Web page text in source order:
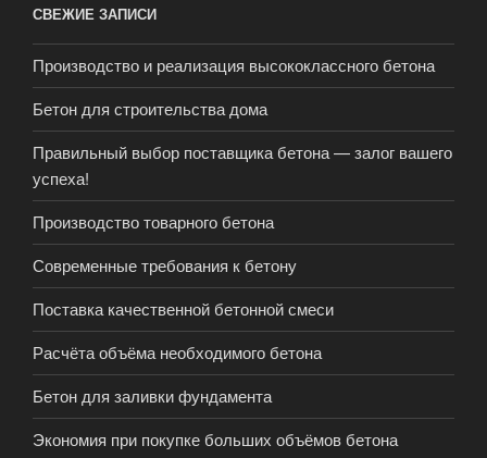
СВЕЖИЕ ЗАПИСИ
Производство и реализация высококлассного бетона
Бетон для строительства дома
Правильный выбор поставщика бетона — залог вашего
успеха!
Производство товарного бетона
Современные требования к бетону
Поставка качественной бетонной смеси
Расчёта объёма необходимого бетона
Бетон для заливки фундамента
Экономия при покупке больших объёмов бетона